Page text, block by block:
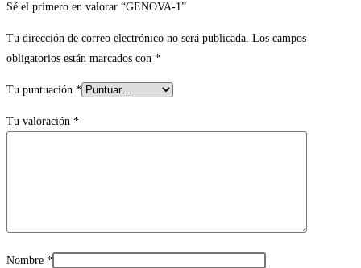
Sé el primero en valorar “GENOVA-1”
Tu dirección de correo electrónico no será publicada. Los campos
obligatorios están marcados con *
Tu puntuación *
Tu valoración *
Nombre *